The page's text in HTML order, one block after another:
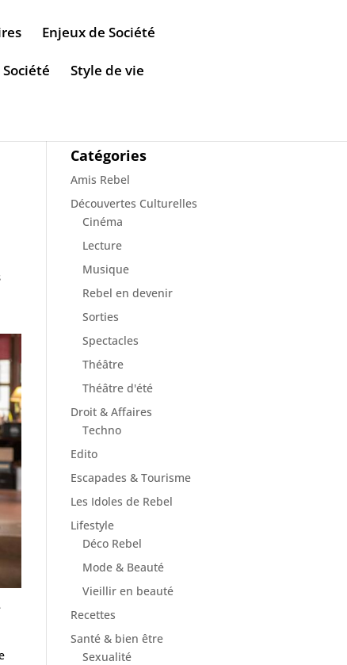
Enjeux de Société
Société Style de vie
Catégories
Amis Rebel
Découvertes Culturelles
Cinéma
Lecture
Musique
Rebel en devenir
Sorties
Spectacles
Théâtre
Théâtre d'été
Droit & Affaires
Techno
Edito
Escapades & Tourisme
Les Idoles de Rebel
Lifestyle
Déco Rebel
Mode & Beauté
Vieillir en beauté
Recettes
Santé & bien être
Sexualité